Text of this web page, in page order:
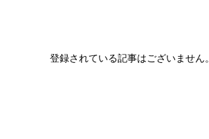
登録されている記事はございません。